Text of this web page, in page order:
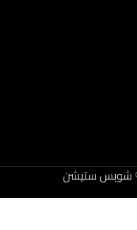
شوبس ستيشن